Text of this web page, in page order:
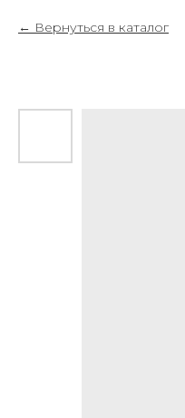
Вернуться в каталог